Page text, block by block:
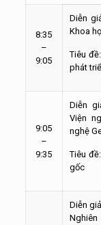
8:35
–
9:05
Diễn
Khoa
Tiêu
phát
9:05
–
9:35
Diễn
Viện
nghệ
Tiêu
gốc
Diễn